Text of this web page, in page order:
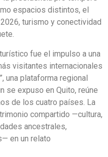
espacios distintos, el
turismo y conectividad
fue el impulso a una
visitantes internacionales
una plataforma regional
se expuso en Quito, reúne
de los cuatro países. La
compartido —cultura,
ancestrales,
en un relato